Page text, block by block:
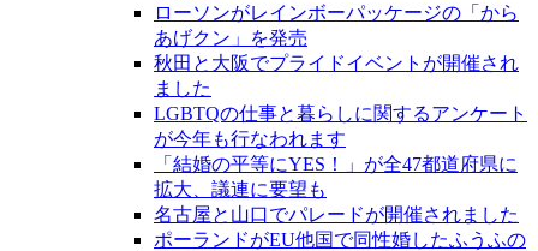
ローソンがレインボーパッケージの「から
あげクン」を発売
秋田と大阪でプライドイベントが開催され
ました
LGBTQの仕事と暮らしに関するアンケート
が今年も行なわれます
「結婚の平等にYES！」が全47都道府県に
拡大、議連に要望も
名古屋と山口でパレードが開催されました
ポーランドがEU他国で同性婚したふうふの